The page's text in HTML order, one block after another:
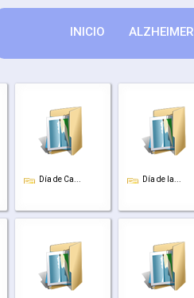
INICIO ALZHEIMER
Día de Ca... Día de la...